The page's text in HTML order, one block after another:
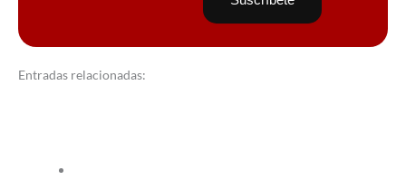
Entradas relacionadas: